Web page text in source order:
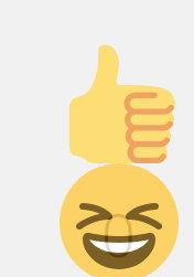
Палец
вверх!
0
Дикий смех!